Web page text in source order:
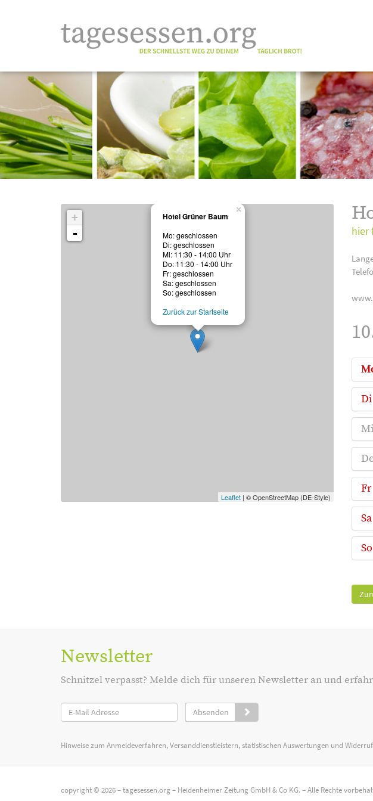
×
Hotel Grüner Baum
Mo: geschlossen
Di: geschlossen
Mi: 11:30 - 14:00 Uhr
Do: 11:30 - 14:00 Uhr
Fr: geschlossen
Sa: geschlossen
So: geschlossen
Zurück zur Startseite
+
-
Leaflet| © OpenStreetMap (DE-Style)
hier
Di
Mi
Fr
Sa
So
Newsletter
Schnitzel verpasst? Melde dich für unseren Newsletter an und
Absenden
Hinweise zum Anmeldeverfahren, Versanddienstleistern, statistischen Auswertungen und
copyright © 2026 –tagesessen.org– Heidenheimer Zeitung GmbH & Co KG. – Alle Rechte